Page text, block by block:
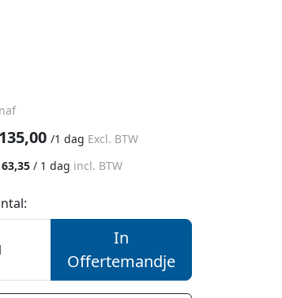
135,00 /1 dag Excl. BTW
/ 1 dag incl. BTW
In
Offertemandje